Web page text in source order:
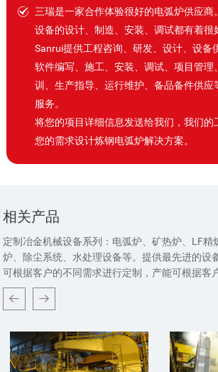
三瑞是一家合作体验很好的电弧炉供应商。
设备的设计、制造、安装、调试都有着很
Sanrui提供工程咨询、研发、设计、设备
软件编写、施工、安装、调试、项目管理
训、生产指导、运行维护、备品备件供应
服务。
将您的项目详细信息发送给我们，我们的
您的需求设计炼钢电弧炉解决方案。
相关产品
定制冶金机械设备系列：电弧炉、矿热炉、LF精
炉、除尘系统、水处理设备等。提供最先进的设
可根据客户的不同需求进行定制，产能可根据客